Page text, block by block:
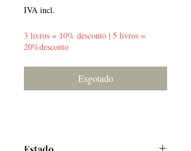
IVA incl.
3 livros = 10% desconto | 5 livros =
20%desconto
Esgotado